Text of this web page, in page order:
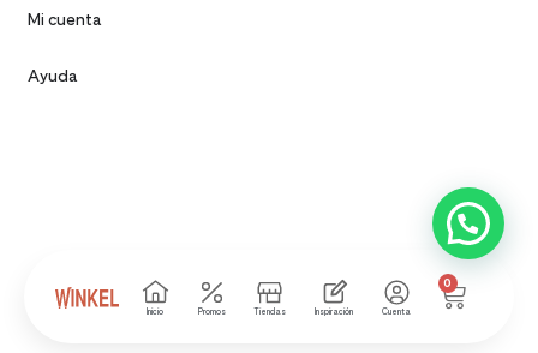
Inicio Promos Tiendas Inspiración Cuenta
0
Mi cuenta
Ayuda